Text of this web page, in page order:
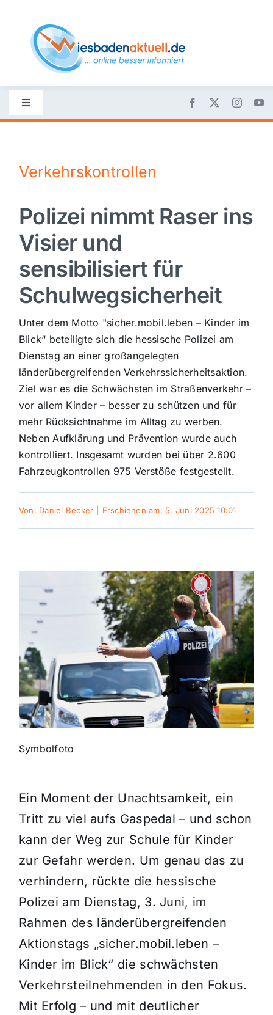
content
Toggle
Navigation
Nachrichten
Politik
Wirtschaft
Sport
Kultur
Panorama
Mein Stadtteil
Galerie
Themen und Termine
Gewinnspiele
Verkehrskontrollen
Polizei nimmt Raser ins
Visier und
sensibilisiert für
Schulwegsicherheit
Unter dem Motto "sicher.mobil.leben – Kinder im
Blick“ beteiligte sich die hessische Polizei am
Dienstag an einer großangelegten
länderübergreifenden Verkehrssicherheitsaktion.
Ziel war es die Schwächsten im Straßenverkehr –
vor allem Kinder – besser zu schützen und für
mehr Rücksichtnahme im Alltag zu werben.
Neben Aufklärung und Prävention wurde auch
kontrolliert. Insgesamt wurden bei über 2.600
Fahrzeugkontrollen 975 Verstöße festgestellt.
Von: Daniel Becker Erschienen am: 5. Juni 2025 10:01
Symbolfoto
Ein Moment der Unachtsamkeit, ein
Tritt zu viel aufs Gaspedal – und schon
kann der Weg zur Schule für Kinder
zur Gefahr werden. Um genau das zu
verhindern, rückte die hessische
Polizei am Dienstag, 3. Juni, im
Rahmen des länderübergreifenden
Aktionstags „sicher.mobil.leben –
Kinder im Blick“ die schwächsten
Verkehrsteilnehmenden in den Fokus.
Mit Erfolg – und mit deutlicher